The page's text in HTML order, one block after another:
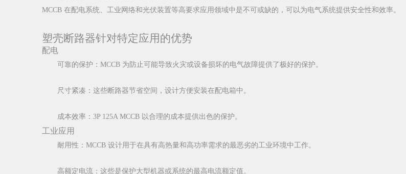
MCCB 在配电系统、工业网络和光伏装置等高要求应用领域中是不可或缺的，可以为电气系统提供安全性和效率。
塑壳断路器针对特定应用的优势
配电
可靠的保护：MCCB 为防止可能导致火灾或设备损坏的电气故障提供了极好的保护。
尺寸紧凑：这些断路器节省空间，设计方便安装在配电箱中。
成本效率：3P 125A MCCB 以合理的成本提供出色的保护。
工业应用
耐用性：MCCB 设计用于在具有高热量和高功率需求的最恶劣的工业环境中工作。
高额定电流：这些是保护大型机器或系统的最高电流额定值。